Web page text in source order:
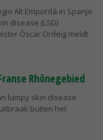
Alt Empordà in Spanje
disease (LSD)
Òscar Ordeig meldt
Rhônegebied
lumpy skin disease
buiten het